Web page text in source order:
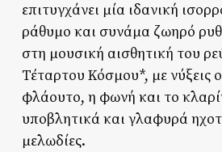
επιτυγχάνει μία ιδανική
ράθυμο και συνάμα ζωηρό
στη μουσική αισθητική του
Τέταρτου Κόσμου*, με νύξεις
φλάουτο, η φωνή και το
υποβλητικά και γλαφυρά
μελωδίες.